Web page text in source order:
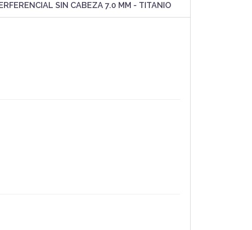
SIN CABEZA 7.0 MM - TITANIO